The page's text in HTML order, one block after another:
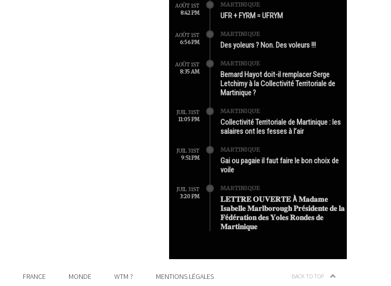
AOÛT 1ST
8:42 PM
MARTINIQUE
UFR + FYRM = UFRYM
AOÛT 1ST
6:56 PM
MARTINIQUE
Des yoleurs ? Non. Des voleurs !!!
AOÛT 1ST
8:35 AM
MARTINIQUE
Bernard Hayot doit-il remplacer Serge
Letchimy à la Collectivité Territoriale de
Martinique ?
JUIL 31ST
11:05 PM
MARTINIQUE
Collectivité Territoriale de Martinique : les
salaires ont les fesses à l’air
JUIL 31ST
9:51 PM
MARTINIQUE
Gai ou pagaie il faut faire le bon choix de
voile
JUIL 31ST
3:20 PM
MARTINIQUE
𝐋𝐄𝐓𝐓𝐑𝐄 𝐎𝐔𝐕𝐄𝐑𝐓𝐄 À 𝐌𝐚𝐝𝐚𝐦𝐞
𝐈𝐬𝐚𝐛𝐞𝐥𝐥𝐞 𝐌𝐚𝐫𝐥𝐛𝐨𝐫𝐨𝐮𝐠𝐡 𝐏𝐫é𝐬𝐢𝐝𝐞𝐧𝐭𝐞 𝐝𝐞 𝐥𝐚
𝐅é𝐝é𝐫𝐚𝐭𝐢𝐨𝐧 𝐝𝐞𝐬 𝐘𝐨𝐥𝐞𝐬 𝐑𝐨𝐧𝐝𝐞𝐬 𝐝𝐞
𝐌𝐚𝐫𝐭𝐢𝐧𝐢𝐪𝐮𝐞
FRANCE MONDE WTM ? MENTIONS LÉGALES BACK TO TOP